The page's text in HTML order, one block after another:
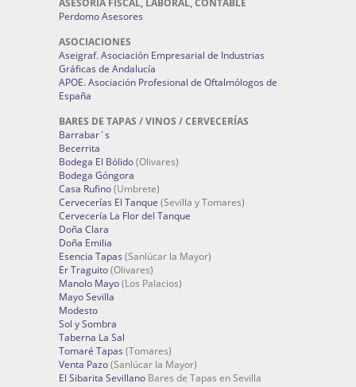
ASESORIA FISCAL, LABORAL, CONTABLE
Perdomo Asesores
ASOCIACIONES
Aseigraf. Asociación Empresarial de Industrias
Gráficas de Andalucía
APOE. Asociación Profesional de Oftalmólogos de
España
BARES DE TAPAS / VINOS / CERVECERÍAS
Barrabar´s
Becerrita
Bodega El Bólido(Olivares)
Bodega Góngora
Casa Rufino(Umbrete)
Cervecerías El Tanque (Sevilla y Tomares)
Cervecería La Flor del Tanque
Doña Clara
Doña Emilia
Esencia Tapas (Sanlúcar la Mayor)
Er Traguito(Olivares)
Manolo Mayo(Los Palacios)
Mayo Sevilla
Modesto
Sol y Sombra
Taberna La Sal
Tomaré Tapas (Tomares)
Venta Pazo(Sanlúcar la Mayor)
El Sibarita Sevillano Bares de Tapas en Sevilla